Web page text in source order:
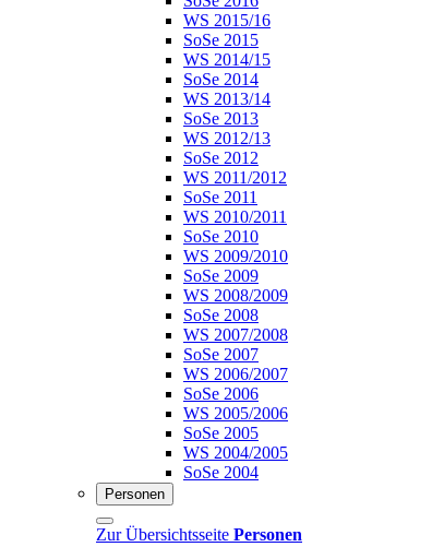
WS 2015/16
SoSe 2015
WS 2014/15
SoSe 2014
WS 2013/14
SoSe 2013
WS 2012/13
SoSe 2012
WS 2011/2012
SoSe 2011
WS 2010/2011
SoSe 2010
WS 2009/2010
SoSe 2009
WS 2008/2009
SoSe 2008
WS 2007/2008
SoSe 2007
WS 2006/2007
SoSe 2006
WS 2005/2006
SoSe 2005
WS 2004/2005
SoSe 2004
Personen
Zur Übersichtsseite Personen